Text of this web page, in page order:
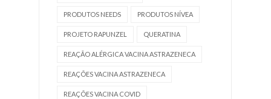
PRODUTOS NEEDS PRODUTOS NÍVEA
PROJETO RAPUNZEL QUERATINA
REAÇÃO ALÉRGICA VACINA ASTRAZENECA
REAÇÕES VACINA ASTRAZENECA
REAÇÕES VACINA COVID